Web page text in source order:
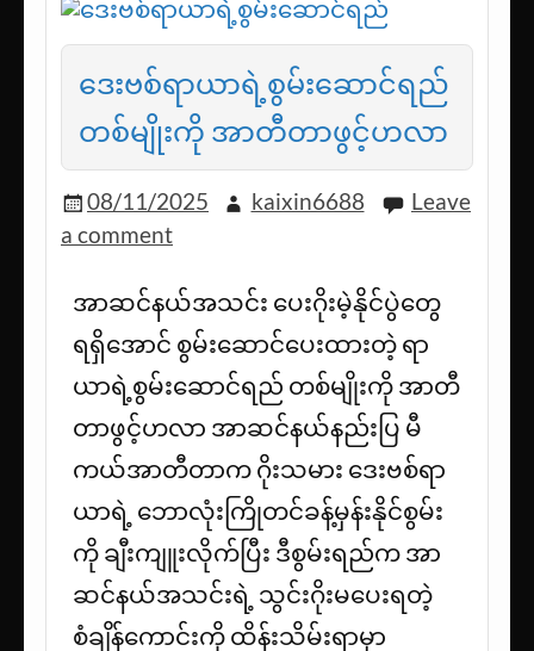
ဒေးဗစ်ရာယာရဲ့စွမ်းဆောင်ရည်
တစ်မျိုးကို အာတီတာဖွင့်ဟလာ
08/11/2025 kaixin6688
Leave
a comment
အာဆင်နယ်အသင်း ပေးဂိုးမဲ့နိုင်ပွဲတွေ
ရရှိအောင် စွမ်းဆောင်ပေးထားတဲ့ ရာ
ယာရဲ့စွမ်းဆောင်ရည် တစ်မျိုးကို အာတီ
တာဖွင့်ဟလာ အာဆင်နယ်နည်းပြ မီ
ကယ်အာတီတာက ဂိုးသမား ဒေးဗစ်ရာ
ယာရဲ့ ဘောလုံးကြိုတင်ခန့်မှန်းနိုင်စွမ်း
ကို ချီးကျူးလိုက်ပြီး ဒီစွမ်းရည်က အာ
ဆင်နယ်အသင်းရဲ့ သွင်းဂိုးမပေးရတဲ့
စံချိန်ကောင်းကို ထိန်းသိမ်းရာမှာ